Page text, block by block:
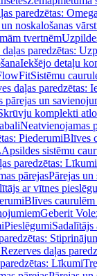
paredzētas:
noskalošanas
tvertnēm
daļas paredzētas:
Iekšējo detaļu
Sistēmu
daļas paredzētas:
pārejas un
komplekti
Neatvienojamas
PiederumiBlīves
Apsildes sistēmu
paredzētas: Līkumi
pārejasPārejas
ar vītnes
Blīves
Geberit
PieslēgumiSadalītājs
Rezerves daļas
Līkumi